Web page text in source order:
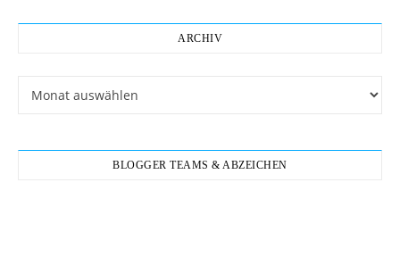
ARCHIV
BLOGGER TEAMS & ABZEICHEN